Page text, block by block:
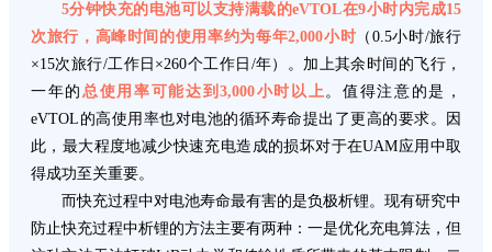
5分钟快充的电池可以支持满载的eVTOL在9小时内完成15
次旅行，高峰时间的使用率约为每年2,000小时 （0.5小时/旅行
×15次旅行/工作日×260个工作日/年）。加上其余时间的飞行，
一年的 总使用率可能达到3,000小时以上。值得注意的是，
eVTOL的高使用率也对电池的循环寿命提出了更高的要求。因
此，最大程度地减少快速充电造成的损坏对于在UAM应用中取
得成功至关重要。
而快充过程中对电池寿命最有害的是负极析锂。现有研究中
防止快充过程中析锂的方法主要有两种：一是优化充电算法，但